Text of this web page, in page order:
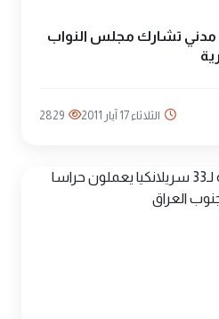
مدني تشارك مجلس النواب
الثلاثاء 17 آيار 2011 2829